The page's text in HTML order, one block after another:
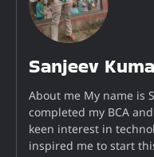
Sanjeev
About me My name is
completed my BCA
keen interest in
inspired me to start